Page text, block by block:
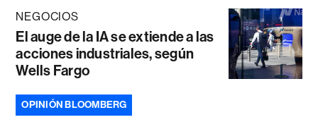
NEGOCIOS
El auge de la IA se extiende a las
acciones industriales, según
Wells Fargo
OPINIÓN BLOOMBERG